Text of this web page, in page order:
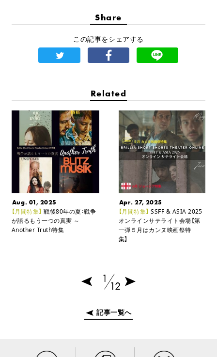
Share
この記事をシェアする
Related
Aug. 01, 2025
【月間特集】 戦後80年の夏：戦争
が語るもう一つの真実 ～
Another Truth特集
Apr. 27, 2025
【月間特集】 SSFF & ASIA 2025
オンラインサテライト会場【第
一弾５月はカンヌ映画祭特
集】
1
12
記事一覧へ